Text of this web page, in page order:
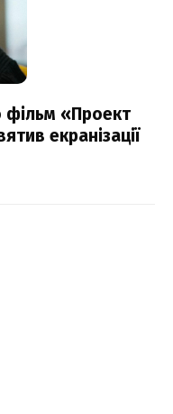
фільм «Проект
екранізації